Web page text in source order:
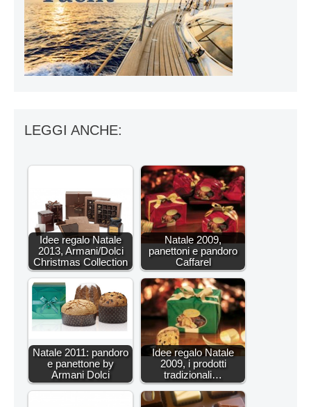
LEGGI ANCHE:
Idee regalo Natale
2013, Armani/Dolci
Christmas Collection
Natale 2009,
panettoni e pandoro
Caffarel
Natale 2011: pandoro
e panettone by
Armani Dolci
Idee regalo Natale
2009, i prodotti
tradizionali…